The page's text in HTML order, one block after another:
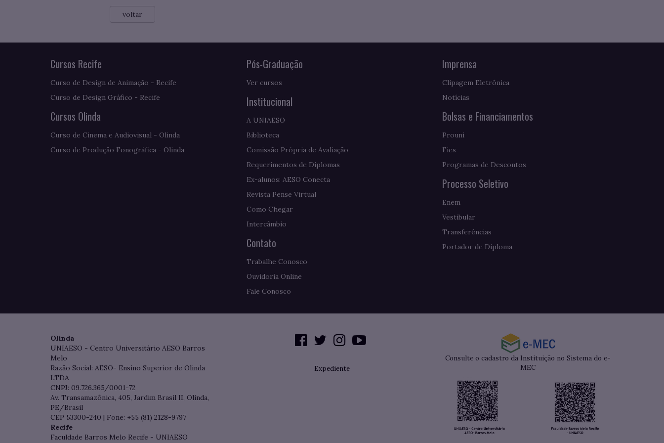
voltar
Cursos Recife
Curso de Design de Animação - Recife
Curso de Design Gráfico - Recife
Cursos Olinda
Curso de Cinema e Audiovisual - Olinda
Curso de Produção Fonográfica - Olinda
Pós-Graduação
Ver cursos
Institucional
A UNIAESO
Biblioteca
Comissão Própria de Avaliação
Requerimentos de Diplomas
Ex-alunos: AESO Conecta
Revista Pense Virtual
Como Chegar
Intercâmbio
Contato
Trabalhe Conosco
Ouvidoria Online
Fale Conosco
Imprensa
Clipagem Eletrônica
Notícias
Bolsas e Financiamentos
Prouni
Fies
Programas de Descontos
Processo Seletivo
Enem
Vestibular
Transferências
Portador de Diploma
Olinda
UNIAESO - Centro Universitário AESO Barros
Melo
Razão Social: AESO- Ensino Superior de Olinda
LTDA
CNPJ: 09.726.365/0001-72
Av. Transamazônica, 405, Jardim Brasil II, Olinda,
PE/Brasil
CEP 53300-240 | Fone: +55 (81) 2128-9797
Recife
Faculdade Barros Melo Recife - UNIAESO
Expediente
Consulte o cadastro da Instituição no Sistema do e-
MEC